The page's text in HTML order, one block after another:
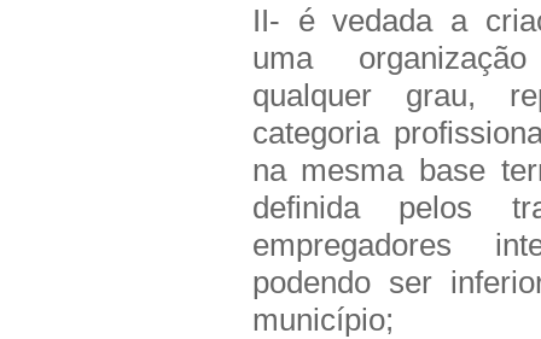
II- é vedada a
uma
qualquer grau,
categoria
na mesma base
definida pelos
empregadores
podendo ser
município;